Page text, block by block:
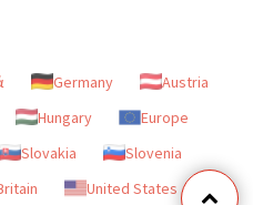
Germany
Austria
Hungary
Europe
Slovakia
Slovenia
United States